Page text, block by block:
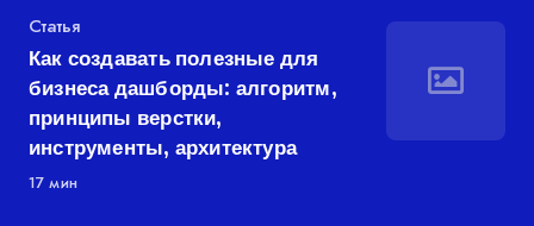
Категория
Статья
Как создавать полезные для
бизнеса дашборды: алгоритм,
принципы верстки,
инструменты, архитектура
17 мин